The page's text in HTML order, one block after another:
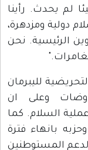
لم يحدث. رأينا
دولية ومزدهرة،
الرئيسية. نحن
لليبرمان
وعلى ان
السلام. كما
بانهاء فترة
المستوطنين